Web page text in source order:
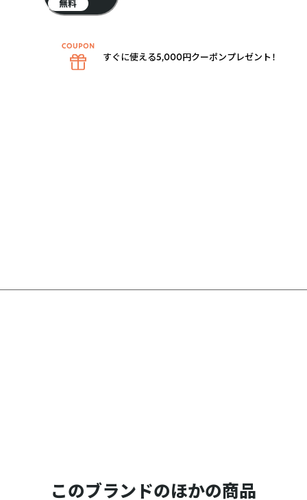
このブランドのほかの商品
無料
すぐに使える5,000円クーポンプレゼント！